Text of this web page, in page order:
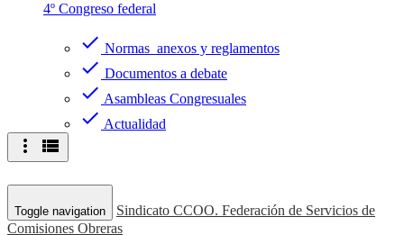
4º Congreso federal
check Normas anexos y reglamentos
check Documentos a debate
check Asambleas Congresuales
check Actualidad
more_vert view_list
Toggle navigation
Sindicato CCOO. Federación de Servicios de
Comisiones Obreras